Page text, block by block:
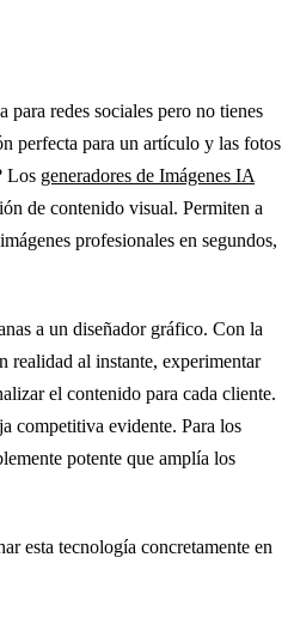
para redes sociales pero no tienes
perfecta para un artículo y las fotos
Los generadores de Imágenes IA
de contenido visual. Permiten a
profesionales en segundos,
a un diseñador gráfico. Con la
realidad al instante, experimentar
el contenido para cada cliente.
competitiva evidente. Para los
potente que amplía los
esta tecnología concretamente en